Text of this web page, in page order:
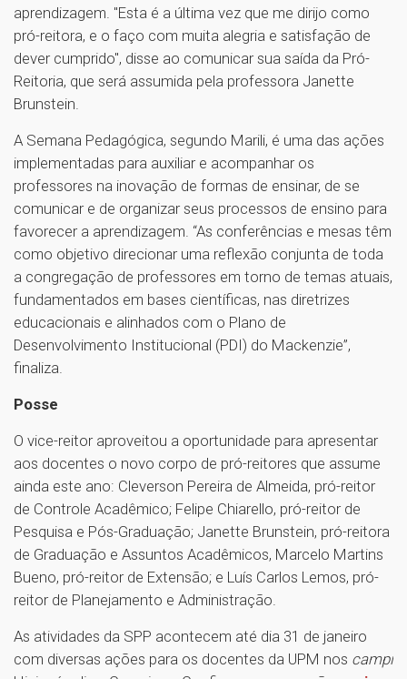
aprendizagem. "Esta é a última vez que me dirijo como
pró-reitora, e o faço com muita alegria e satisfação de
dever cumprido", disse ao comunicar sua saída da Pró-
Reitoria, que será assumida pela professora Janette
Brunstein.
A Semana Pedagógica, segundo Marili, é uma das ações
implementadas para auxiliar e acompanhar os
professores na inovação de formas de ensinar, de se
comunicar e de organizar seus processos de ensino para
favorecer a aprendizagem. “As conferências e mesas têm
como objetivo direcionar uma reflexão conjunta de toda
a congregação de professores em torno de temas atuais,
fundamentados em bases científicas, nas diretrizes
educacionais e alinhados com o Plano de
Desenvolvimento Institucional (PDI) do Mackenzie”,
finaliza.
Posse
O vice-reitor aproveitou a oportunidade para apresentar
aos docentes o novo corpo de pró-reitores que assume
ainda este ano: Cleverson Pereira de Almeida, pró-reitor
de Controle Acadêmico; Felipe Chiarello, pró-reitor de
Pesquisa e Pós-Graduação; Janette Brunstein, pró-reitora
de Graduação e Assuntos Acadêmicos, Marcelo Martins
Bueno, pró-reitor de Extensão; e Luís Carlos Lemos, pró-
reitor de Planejamento e Administração.
As atividades da SPP acontecem até dia 31 de janeiro
com diversas ações para os docentes da UPM nos campi